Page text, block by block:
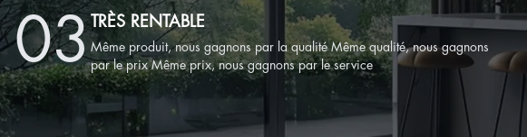
03TRÈS RENTABLE
Même produit, nous gagnons par la qualité Même qualité, nous gagnons
par le prix Même prix, nous gagnons par le service